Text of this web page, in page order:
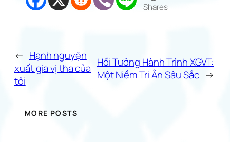
Shares
← Hạnh nguyện
xuất gia vị tha của
tôi
Hồi Tưởng Hành Trình XGVT:
Một Niềm Tri Ân Sâu Sắc →
MORE POSTS